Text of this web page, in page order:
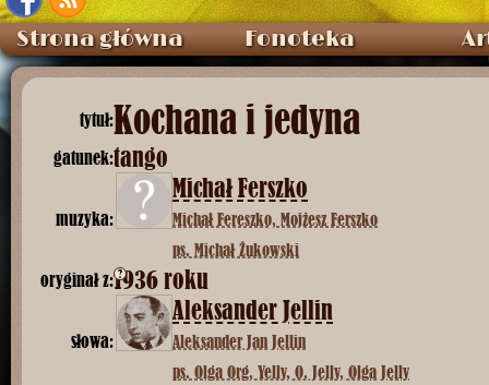
Strona główna Fonoteka
tytuł:Kochana i jedyna
gatunek:tango
muzyka:
Michał Ferszko
Michał Fereszko, Mojżesz Ferszko
ps. Michał Żukowski
oryginał z: ?
1936 roku
słowa:
Aleksander Jellin
Aleksander Jan Jellin
ps. Olga Org, Yelly, O. Jelly, Olga Jelly